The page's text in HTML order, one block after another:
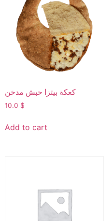
كعكة بيتزا حبش مدخن
10.0 $
Add to cart